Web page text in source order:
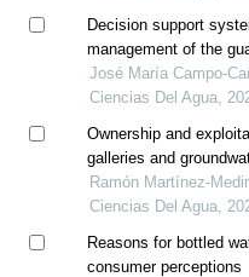
Decision support
management of the
José María Campo-
Ciencias Del Agua,
Ownership and
galleries and
spain
Ramón Martínez-
Ciencias Del Agua,
Reasons for bottled
consumer perceptions